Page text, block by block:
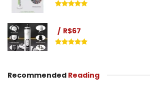
R$67
Recommended Reading